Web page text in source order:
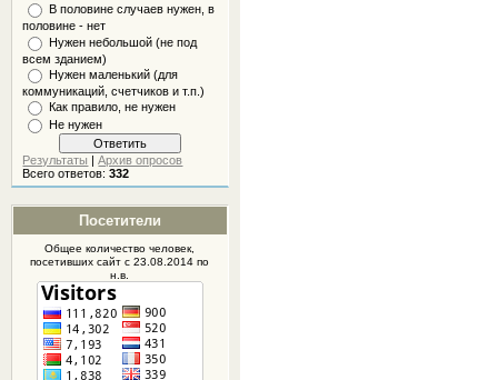
В половине случаев нужен, в
половине - нет
Нужен небольшой (не под
всем зданием)
Нужен маленький (для
коммуникаций, счетчиков и т.п.)
Как правило, не нужен
Не нужен
Результаты |Архив опросов
Всего ответов:332
Посетители
Общее количество человек,
посетившихсайтс 23.08.2014 по
н.в.